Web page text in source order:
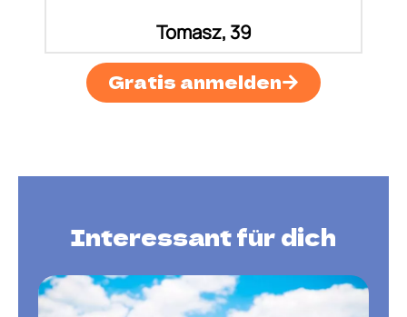
Tomasz, 39
Gratis anmelden
Interessant für dich